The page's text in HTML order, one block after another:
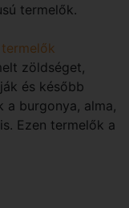
termelők.
termelők
zöldséget,
és később
burgonya, alma,
Ezen termelők a